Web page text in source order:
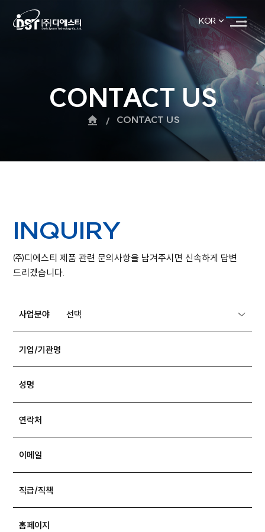
KOR
KOR
ENG
CONTACT US
CONTACT US
INQUIRY
㈜디에스티 제품 관련 문의사항을 남겨주시면 신속하게 답변
드리겠습니다.
사업분야
기업/기관명
성명
연락처
이메일
직급/직책
홈페이지